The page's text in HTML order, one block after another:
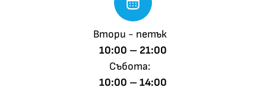
Втори - петък
10:00 – 21:00
Събота:
10:00 – 14:00